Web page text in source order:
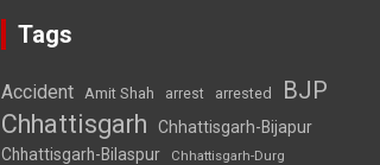
Tags
Accident Amit Shah arrest arrested BJP
Chhattisgarh
Chhattisgarh-Bijapur
Chhattisgarh-Bilaspur
Chhattisgarh-Durg